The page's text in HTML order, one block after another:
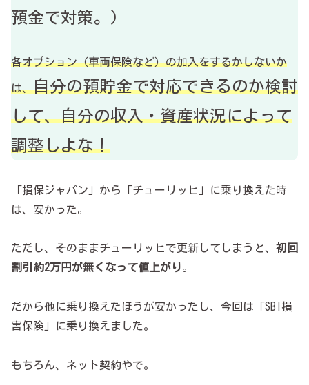
預金で対策。）
各オプション（車両保険など）の加入をするかしないか
は、自分の預貯金で対応できるのか検討
して、自分の収入・資産状況によって
調整しよな！
「損保ジャパン」から「チューリッヒ」に乗り換えた時
は、安かった。
ただし、そのままチューリッヒで更新してしまうと、 初回
割引約2万円が無くなって値上がり。
だから他に乗り換えたほうが安かったし、今回は「SBI損
害保険」に乗り換えました。
もちろん、ネット契約やで。